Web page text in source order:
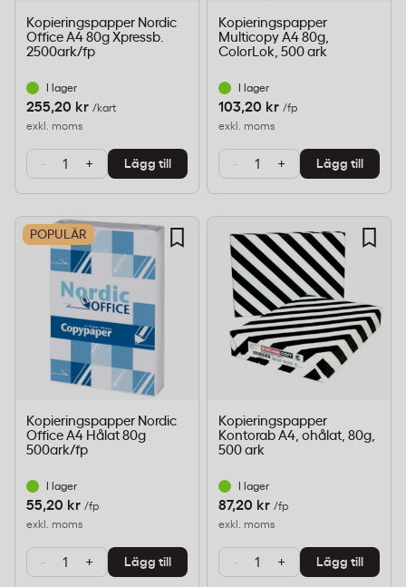
Kopieringspapper Nordic
Office A4 80g Xpressb.
2500ark/fp
I lager
255,20 kr /kart
exkl. moms
- + Lägg till
Kopieringspapper
Multicopy A4 80g,
ColorLok, 500 ark
I lager
103,20 kr /fp
exkl. moms
- + Lägg till
Kopieringspapper Nordic
Office A4 Hålat 80g
500ark/fp
I lager
55,20 kr /fp
exkl. moms
- + Lägg till
POPULÄR
Kopieringspapper
Kontorab A4, ohålat, 80g,
500 ark
I lager
87,20 kr /fp
exkl. moms
- + Lägg till